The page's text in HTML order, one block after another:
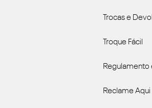
Trocas e
Troque Fácil
Reclame Aqui